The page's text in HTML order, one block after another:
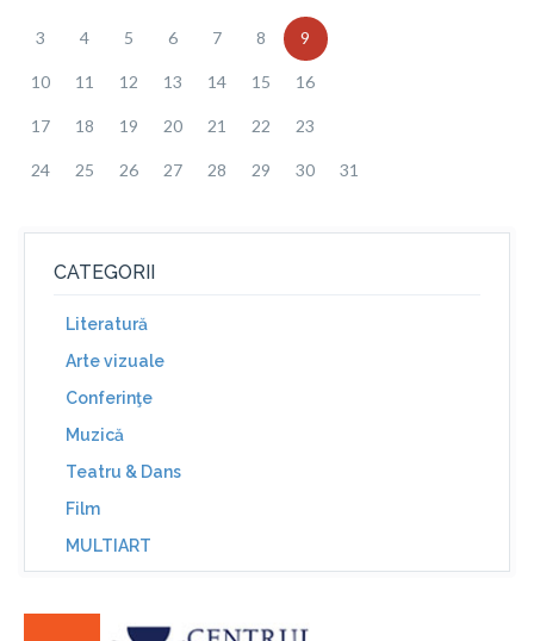
3 4 5 6 7 8 9
10 11 12 13 14 15 16
17 18 19 20 21 22 23
24 25 26 27 28 29 30 31
CATEGORII
Literatură
Arte vizuale
Conferinţe
Muzică
Teatru & Dans
Film
MULTIART